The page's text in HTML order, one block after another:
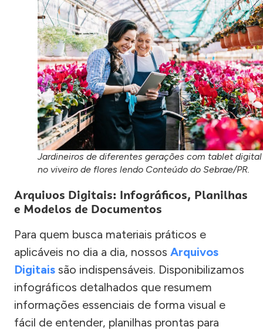
Jardineiros de diferentes gerações com tablet digital
no viveiro de flores lendo Conteúdo do Sebrae/PR.
Arquivos Digitais: Infográficos, Planilhas
e Modelos de Documentos
Para quem busca materiais práticos e
aplicáveis no dia a dia, nossos Arquivos
Digitais são indispensáveis. Disponibilizamos
infográficos detalhados que resumem
informações essenciais de forma visual e
fácil de entender, planilhas prontas para